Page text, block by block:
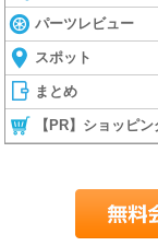
パーツレビュー
スポット
まとめ
【PR】ショッピン